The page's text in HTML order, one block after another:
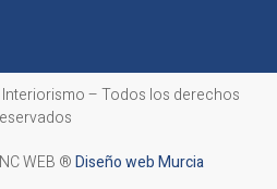
– Todos los derechos
WEB ®Diseño web Murcia